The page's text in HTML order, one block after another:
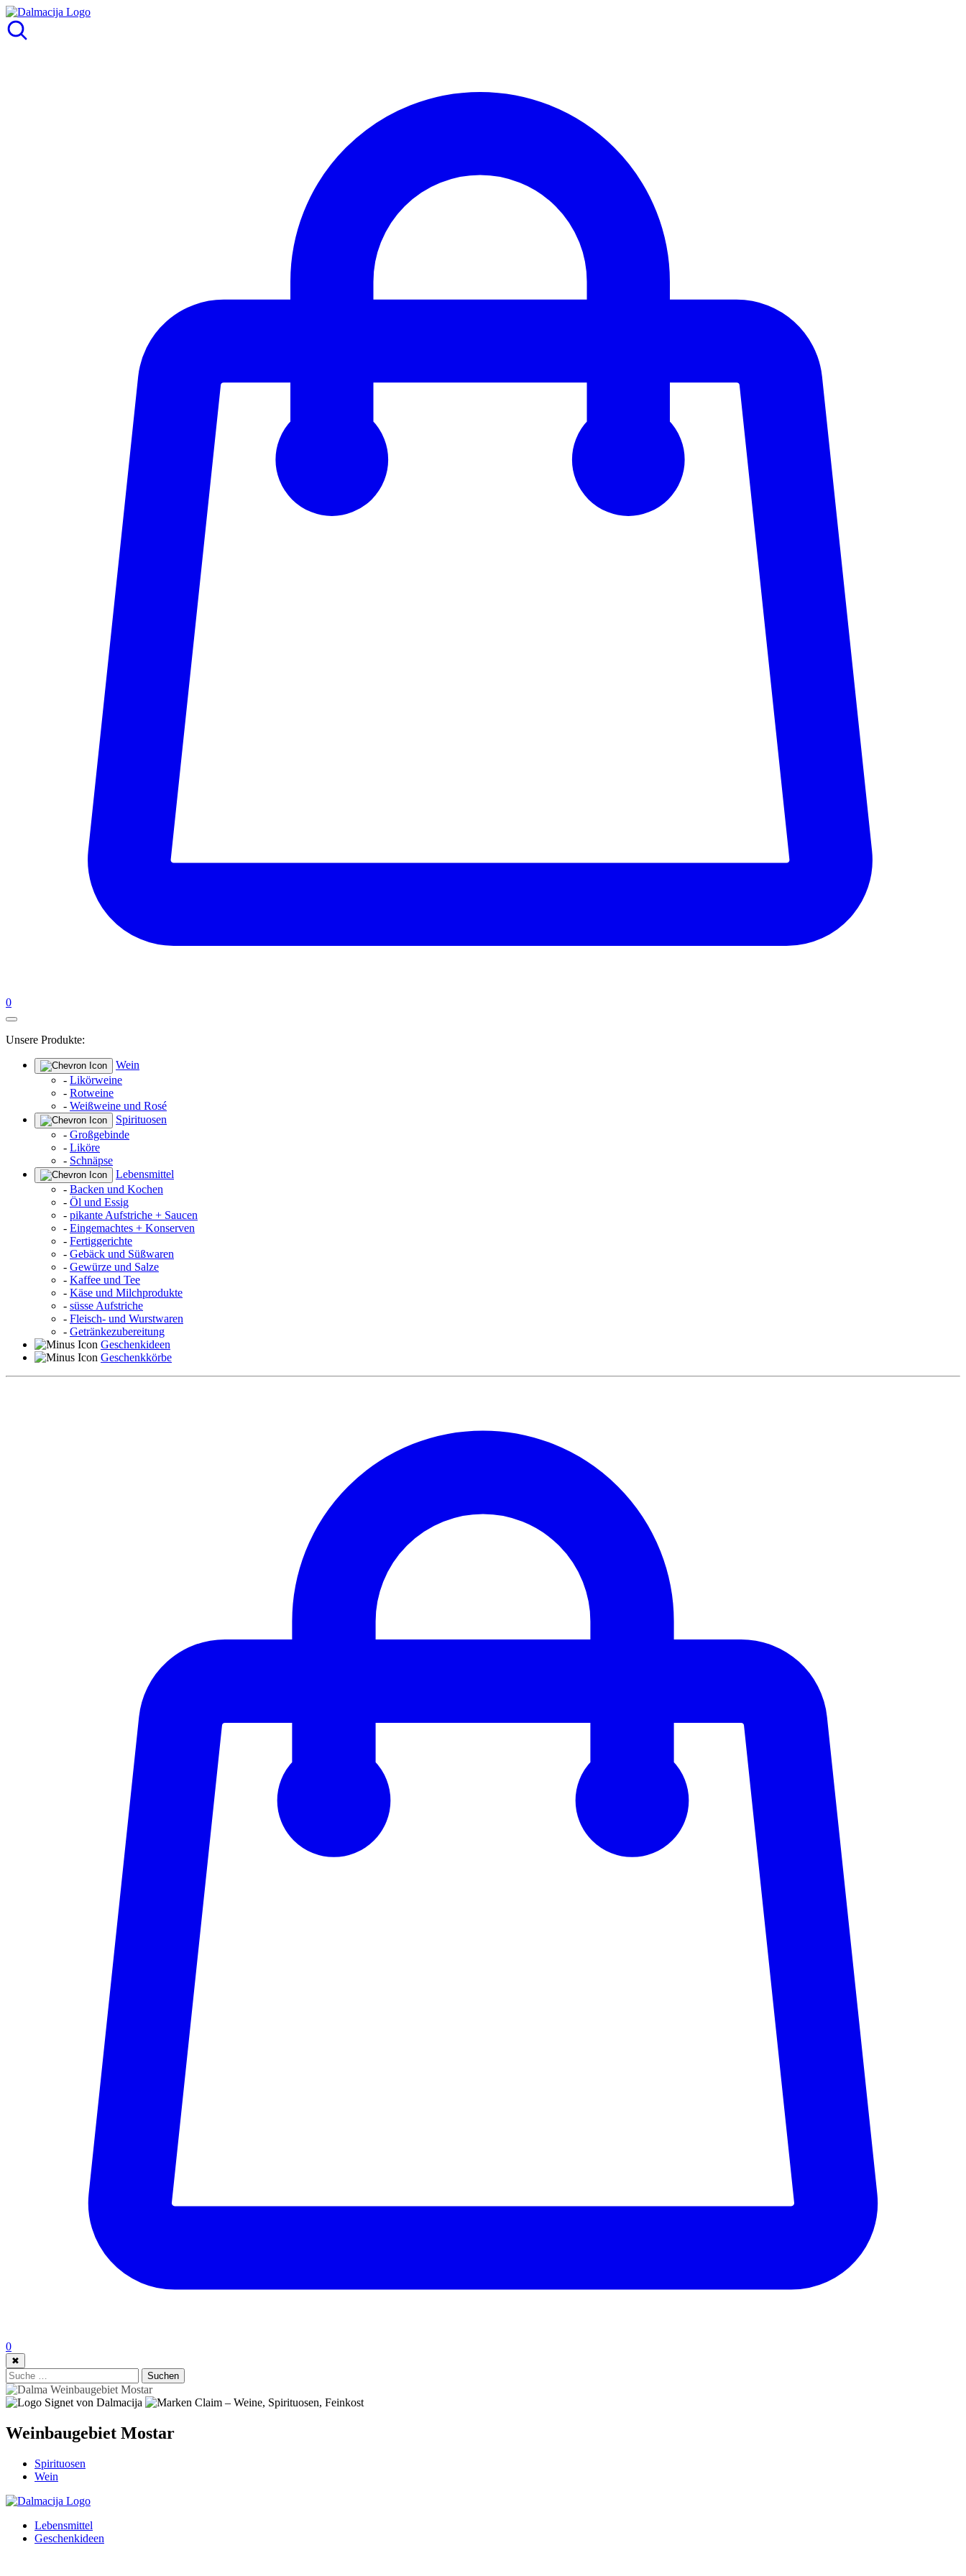
0
Unsere Produkte:
Wein
- Likörweine
- Rotweine
- Weißweine und Rosé
Spirituosen
- Großgebinde
- Liköre
- Schnäpse
Lebensmittel
- Backen und Kochen
- Öl und Essig
- pikante Aufstriche + Saucen
- Eingemachtes + Konserven
- Fertiggerichte
- Gebäck und Süßwaren
- Gewürze und Salze
- Kaffee und Tee
- Käse und Milchprodukte
- süsse Aufstriche
- Fleisch- und Wurstwaren
- Getränkezubereitung
Geschenkideen
Geschenkkörbe
0
✖
Suche: Suchen
Weinbaugebiet Mostar
Spirituosen
Wein
Lebensmittel
Geschenkideen